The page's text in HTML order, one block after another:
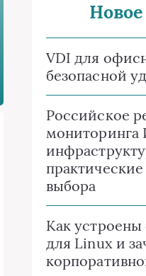
Новое
VDI для
безопасной
Российское
мониторинга
выбора
Как устроены
для Linux и